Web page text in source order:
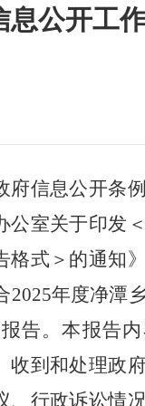
息公开工
府信息公开条
公室关于印发
格式＞的通知
2025年度净潭
告。本报告
收到和处理政
、行政诉讼情